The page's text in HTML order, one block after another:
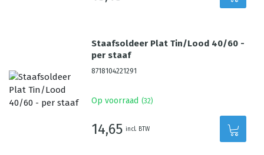
Staafsoldeer Plat Tin/Lood 40/60 -
per staaf
8718104221291
Op voorraad (32)
14,65 incl. BTW